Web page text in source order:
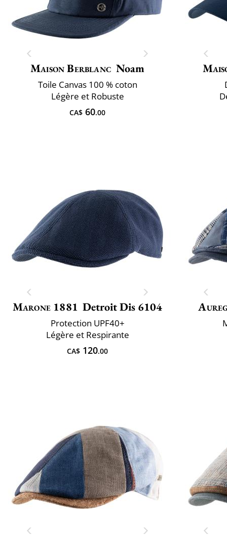
Maison Berblanc Noam
Toile Canvas 100 % coton
Légère et Robuste
CA$ 60.00
Marone 1881 Detroit Dis 6104
Protection UPF40+
Légère et Respirante
CA$ 120.00